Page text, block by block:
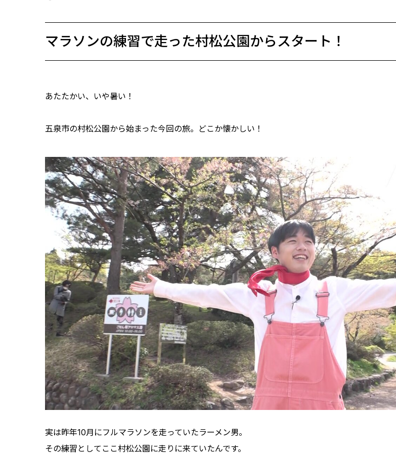
マラソンの練習で走った村松公園からスタート！
あたたかい、いや暑い！
五泉市の村松公園から始まった今回の旅。どこか懐かしい！
実は昨年10月にフルマラソンを走っていたラーメン男。
その練習としてここ村松公園に走りに来ていたんです。